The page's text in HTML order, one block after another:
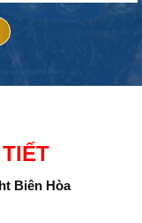
Biên Hòa